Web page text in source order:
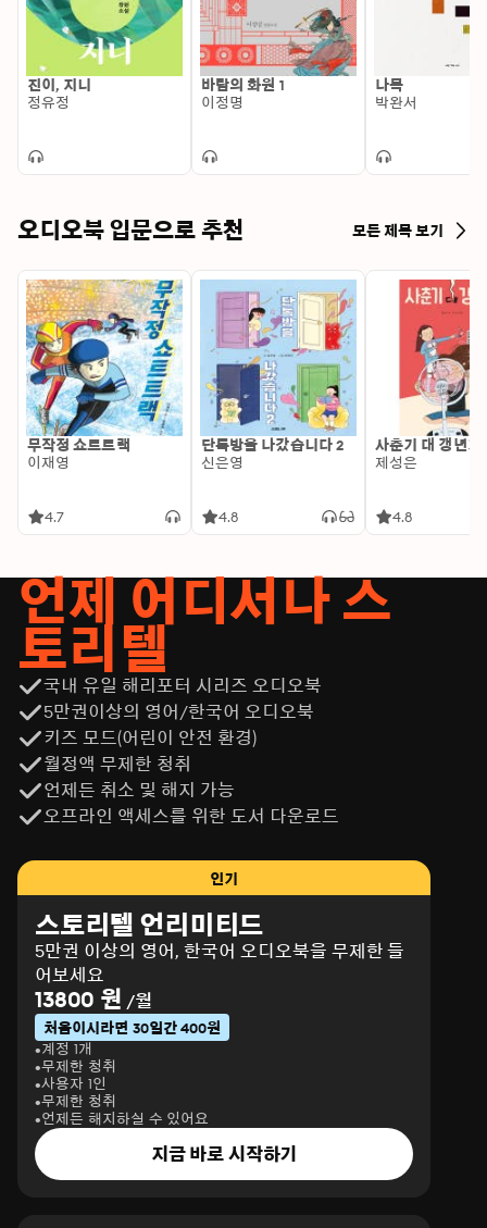
진이, 지니
정유정
바람의 화원 1
이정명
나목
박완서
오디오북 입문으로 추천 모든 제목 보기
무작정 쇼트트랙
이재영
4.7
단톡방을 나갔습니다 2
신은영
4.8
사춘기 대 갱년기
제성은
4.8
언제 어디서나 스
토리텔
국내 유일 해리포터 시리즈 오디오북
5만권이상의 영어/한국어 오디오북
키즈 모드(어린이 안전 환경)
월정액 무제한 청취
언제든 취소 및 해지 가능
오프라인 액세스를 위한 도서 다운로드
인기
스토리텔 언리미티드
5만권 이상의 영어, 한국어 오디오북을 무제한 들
어보세요
13800 원 /월
처음이시라면 30일간 400원
계정 1개
무제한 청취
사용자 1인
무제한 청취
언제든 해지하실 수 있어요
지금 바로 시작하기